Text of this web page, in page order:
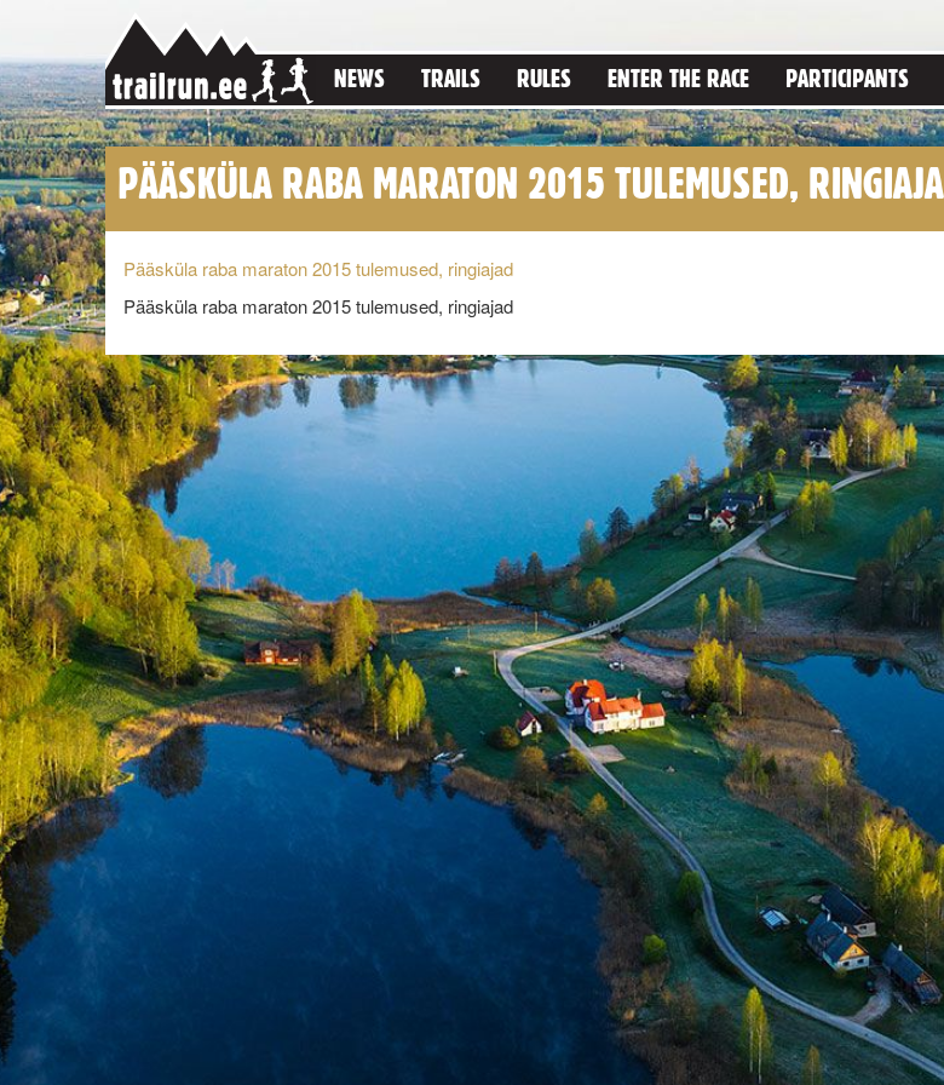
NEWS TRAILS RULES ENTER THE RACE PARTICIPANTS
PÄÄSKÜLA RABA MARATON 2015 TULEMUSED,
Pääsküla raba maraton 2015 tulemused, ringiajad
Pääsküla raba maraton 2015 tulemused, ringiajad